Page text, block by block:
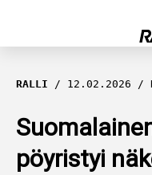
FORMULA 1
RALLI
KALLE ROVANPERÄ
RALLI 12.02.2026
pöyristyi